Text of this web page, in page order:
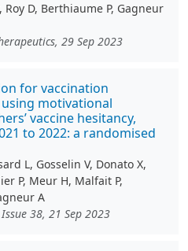
D, Berthiaume P, Gagneur
29 Sep 2023
for vaccination
motivational
vaccine hesitancy,
to 2022: a randomised
L, Gosselin V, Donato X,
P, Meur H, Malfait P,
A
38, 21 Sep 2023